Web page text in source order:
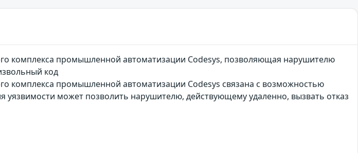
комплекса промышленной автоматизации Codesys, позволяющая нарушителю
код
комплекса промышленной автоматизации Codesys связана с возможностью
уязвимости может позволить нарушителю, действующему удаленно, вызвать отказ